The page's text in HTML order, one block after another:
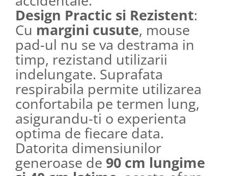
Design Practic si Rezistent:
Cu margini cusute, mouse
pad-ul nu se va destrama in
timp, rezistand utilizarii
indelungate. Suprafata
respirabila permite utilizarea
confortabila pe termen lung,
asigurandu-ti o experienta
optima de fiecare data.
Datorita dimensiunilor
generoase de 90 cm lungime